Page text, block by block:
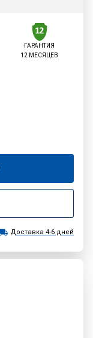
ГАРАНТИЯ
12 МЕСЯЦЕВ
Доставка 4-6 дней